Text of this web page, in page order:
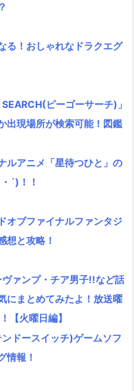
る！おしゃれなドラクエグ
ピーゴーサーチ)」
出現場所が検索可能！図鑑
ルアニメ「星待つひと」の
´)！！
オブファイナルファンタジ
想と攻略！
ヴァンプ・チア男子!!など話
にまとめてみたよ！放送曜
【火曜日編】
ドースイッチ)ゲームソフ
情報！